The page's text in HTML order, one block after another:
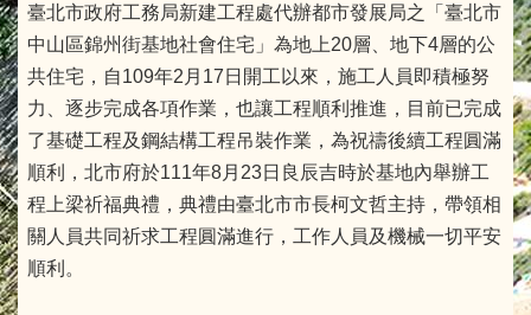
臺北市政府工務局新建工程處代辦都市發展局之「臺北市
中山區錦州街基地社會住宅」為地上20層、地下4層的公
共住宅，自109年2月17日開工以來，施工人員即積極努
力、逐步完成各項作業，也讓工程順利推進，目前已完成
了基礎工程及鋼結構工程吊裝作業，為祝禱後續工程圓滿
順利，北市府於111年8月23日良辰吉時於基地內舉辦工
程上梁祈福典禮，典禮由臺北市市長柯文哲主持，帶領相
關人員共同祈求工程圓滿進行，工作人員及機械一切平安
順利。